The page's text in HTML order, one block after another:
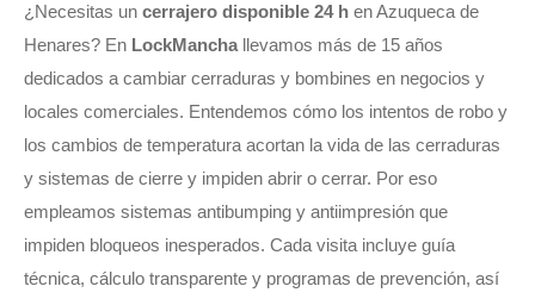
¿Necesitas un cerrajero disponible 24 h en Azuqueca de
Henares? En LockMancha llevamos más de 15 años
dedicados a cambiar cerraduras y bombines en negocios y
locales comerciales. Entendemos cómo los intentos de robo y
los cambios de temperatura acortan la vida de las cerraduras
y sistemas de cierre y impiden abrir o cerrar. Por eso
empleamos sistemas antibumping y antiimpresión que
impiden bloqueos inesperados. Cada visita incluye guía
técnica, cálculo transparente y programas de prevención, así